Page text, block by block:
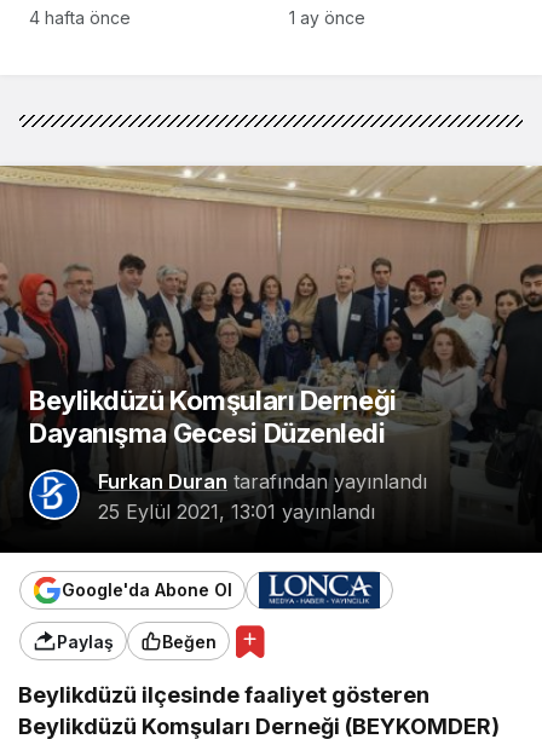
Girişimcilerle Buluştu
4 hafta önce 1 ay önce
Beylikdüzü Komşuları Derneği
Dayanışma Gecesi Düzenledi
Furkan Duran tarafından yayınlandı
25 Eylül 2021, 13:01 yayınlandı
Google'da Abone Ol
Paylaş Beğen
Beylikdüzü ilçesinde faaliyet gösteren
Beylikdüzü Komşuları Derneği (BEYKOMDER)